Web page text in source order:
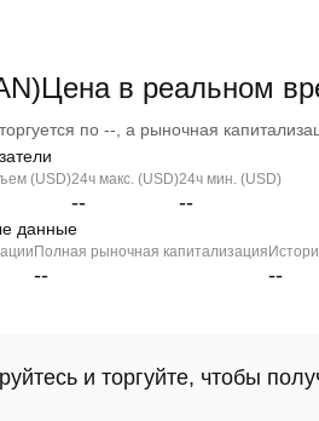
в реальном
по --, а рыночная
(USD)24ч макс. (USD)
--
24ч мин. (USD)
--
данные
Полная рыночная капитализация
-- --
и торгуйте, чтобы